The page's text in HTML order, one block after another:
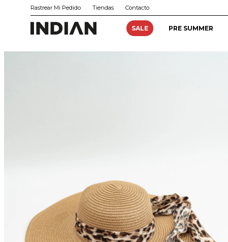
SALE PRE SUMMER
Rastrear Mi Pedido Tiendas Contacto